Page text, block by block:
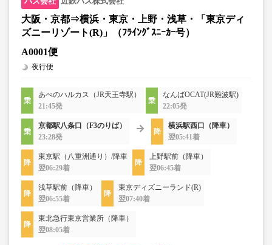
大阪・京都⇒横浜・東京・上野・浅草・「東京ディ
ズニーリゾート(R)」（ﾌﾗｲﾝｸﾞｽﾆｰｶｰ号）
A0001便
夜行便
あべのハルカス（JR天王寺駅）
21:45発
なんばOCAT(JR難波駅)
22:05発
京都駅八条口（F3のりば）
23:28発
横浜駅西口（降車）
翌05:41着
東京駅（八重洲通り）/降車
翌06:29着
上野駅前（降車）
翌06:45着
浅草駅前（降車）
翌06:55着
東京ディズニーランド(R)
翌07:40着
東北急行東京営業所（降車）
翌08:05着